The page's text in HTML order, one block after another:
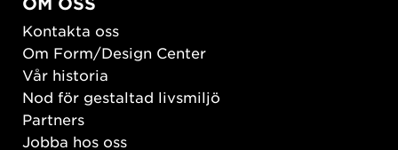
Kontakta oss
Om Form/Design Center
Vår historia
Nod för gestaltad livsmiljö
Partners
Jobba hos oss